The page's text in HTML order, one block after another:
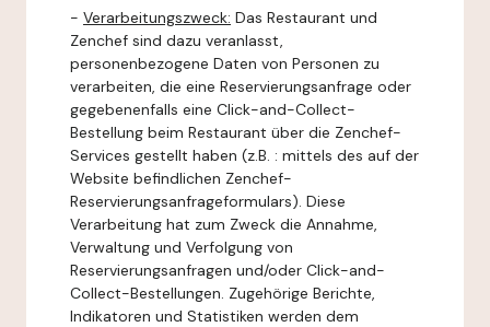
- Verarbeitungszweck: Das Restaurant und
Zenchef sind dazu veranlasst,
personenbezogene Daten von Personen zu
verarbeiten, die eine Reservierungsanfrage oder
gegebenenfalls eine Click-and-Collect-
Bestellung beim Restaurant über die Zenchef-
Services gestellt haben (z.B. : mittels des auf der
Website befindlichen Zenchef-
Reservierungsanfrageformulars). Diese
Verarbeitung hat zum Zweck die Annahme,
Verwaltung und Verfolgung von
Reservierungsanfragen und/oder Click-and-
Collect-Bestellungen. Zugehörige Berichte,
Indikatoren und Statistiken werden dem